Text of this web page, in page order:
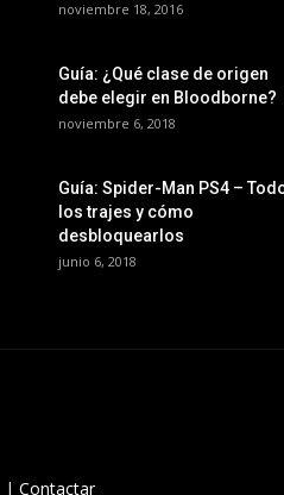
noviembre 18, 2016
Guía: ¿Qué clase de origen
debe elegir en Bloodborne?
noviembre 6, 2018
Guía: Spider-Man PS4 –
los trajes y cómo
desbloquearlos
junio 6, 2018
| Contactar